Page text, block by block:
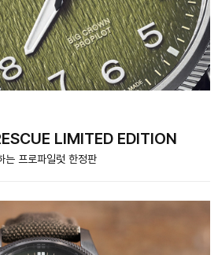
LIMITED EDITION
는 프로파일럿 한정판